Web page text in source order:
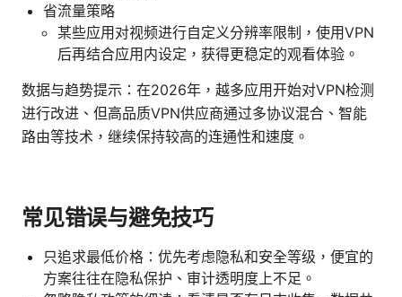
省流量策略
某些应用对视频进行自定义分辨率限制，使用VPN
后再结合应用内设定，获得更稳定的观看体验。
数据与趋势提示：在2026年，越多应用开始对VPN检测
进行改进、但高品质VPN供应商通过多协议混合、智能
路由等技术，继续保持较高的连通性和速度。
常见错误与避免技巧
只追求最低价格：优先考虑隐私和安全等级，便宜的
方案往往在隐私保护、审计透明度上不足。